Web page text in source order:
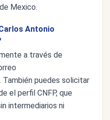
Mexico.
Antonio
a través de
. También puedes solicitar
el perfil CNFP, que
intermediarios ni